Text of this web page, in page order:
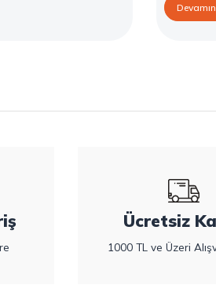
Confy Lady hijyenik
hakkında bilgi
Ücretsiz
1000 TL ve Üzeri